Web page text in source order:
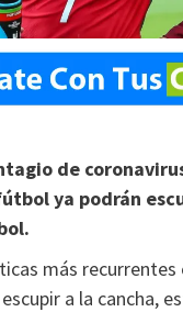
de
ya podrán
más
a la cancha,